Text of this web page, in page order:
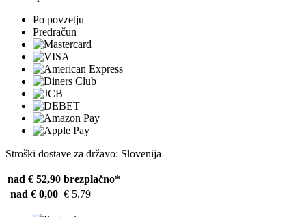
Po povzetju
Predračun
Stroški dostave za državo: Slovenija
nad € 52,90 brezplačno*
nad € 0,00 € 5,79